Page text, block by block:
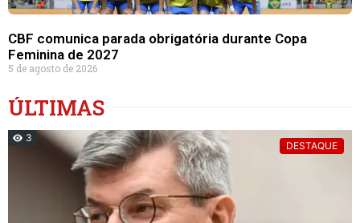
CBF comunica parada obrigatória durante Copa
Feminina de 2027
5 de agosto de 2026
ÚLTIMAS
3
DESTAQUE